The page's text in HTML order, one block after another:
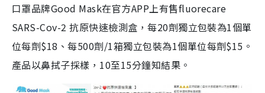
口罩品牌Good Mask在官方APP上有售fluorecare
SARS-Cov-2 抗原快速檢測盒，每20劑獨立包裝為1個單
位每劑$18、每500劑/1箱獨立包裝為1個單位每劑$15。
產品以鼻拭子採樣，10至15分鐘知結果。